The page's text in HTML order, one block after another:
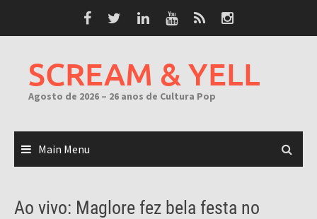
SCREAM & YELL
Agosto de 2026 – 26 anos de Cultura Pop
Main Menu
Ao vivo: Maglore fez bela festa no